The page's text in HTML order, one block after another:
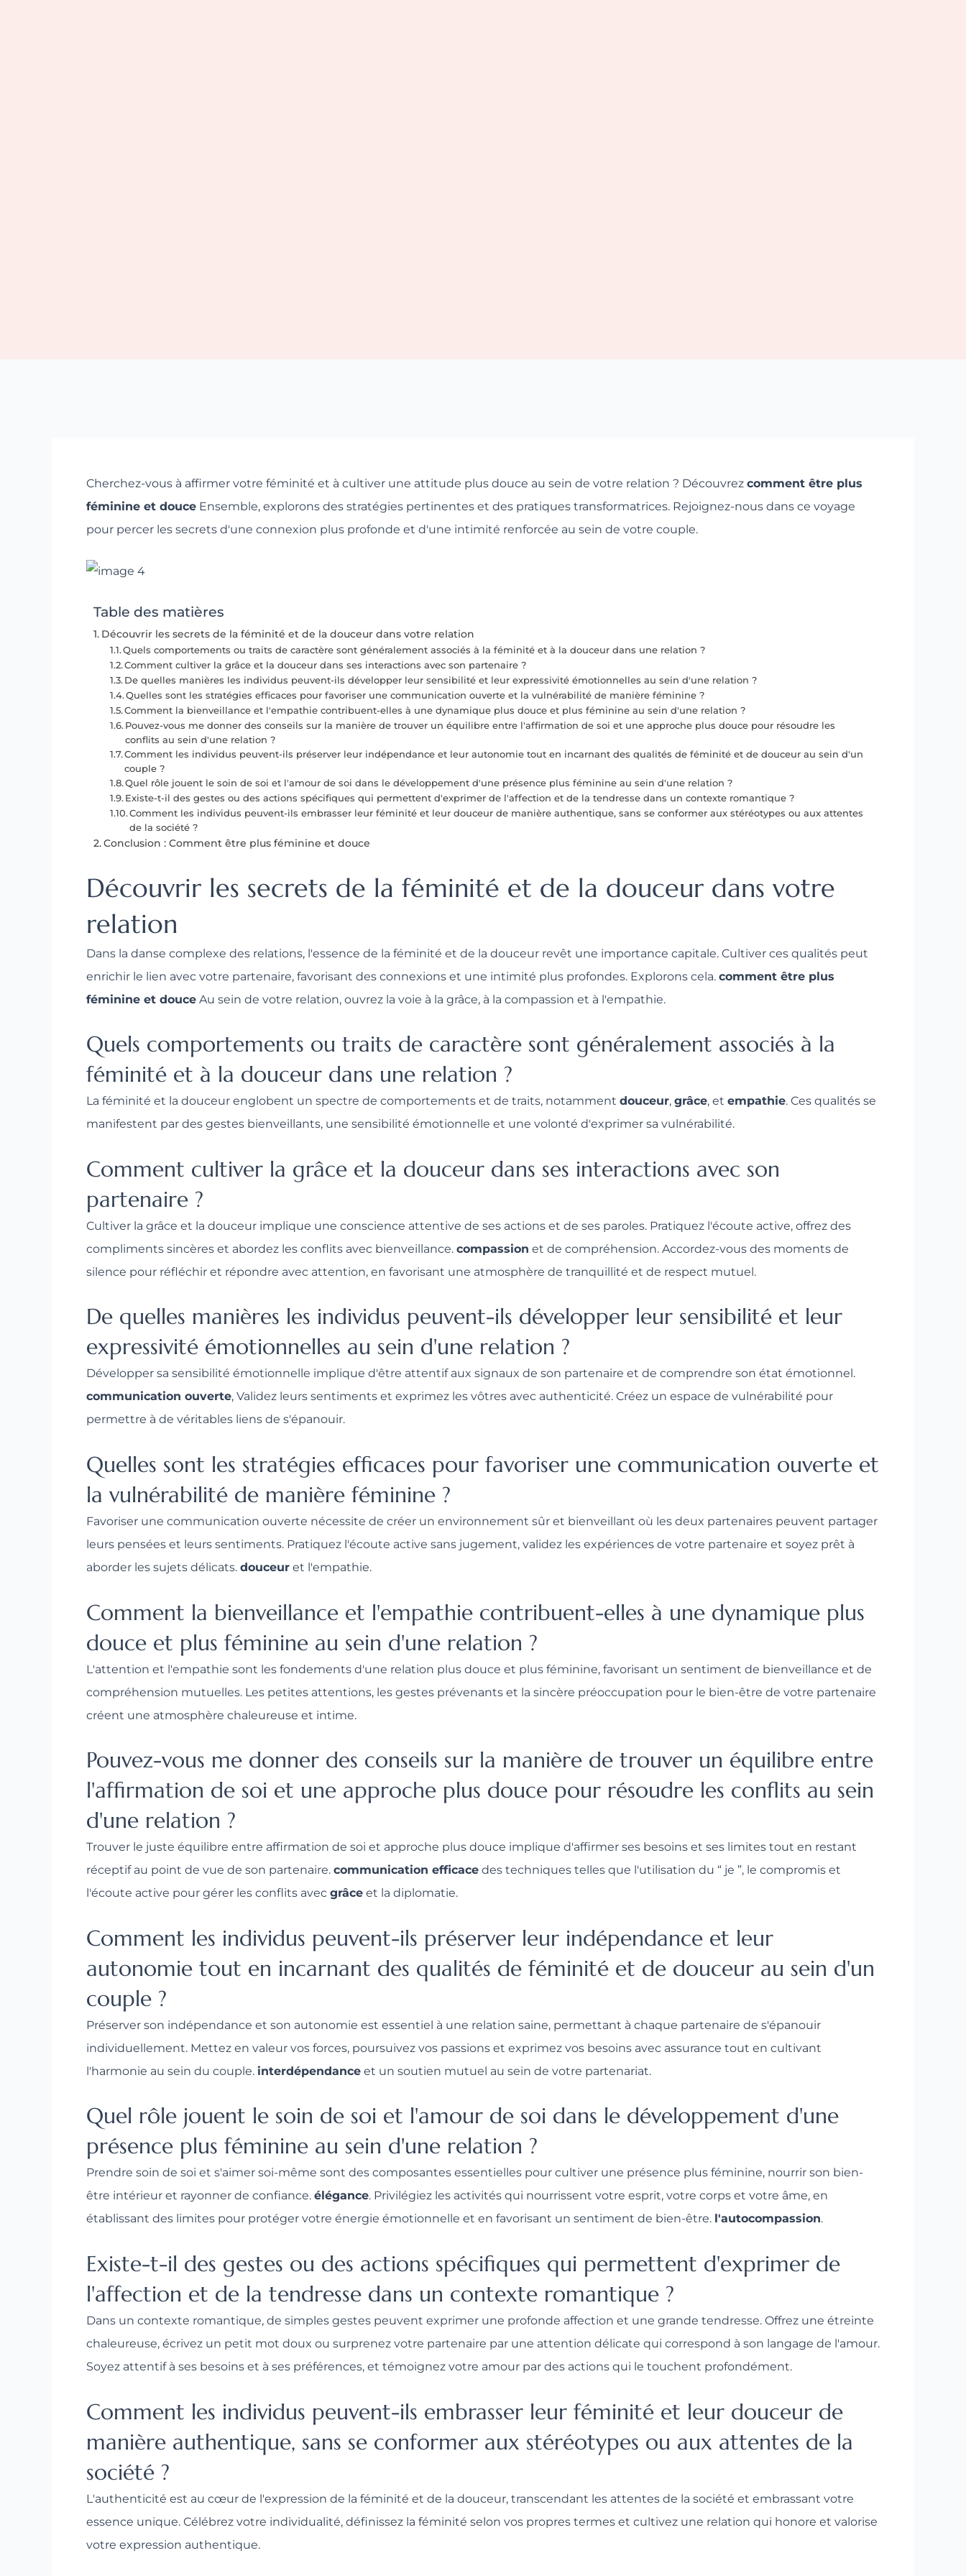
Cherchez-vous à affirmer votre féminité et à cultiver une attitude plus douce au sein de votre relation ? Découvrez comment être plus
féminine et douce Ensemble, explorons des stratégies pertinentes et des pratiques transformatrices. Rejoignez-nous dans ce voyage
pour percer les secrets d'une connexion plus profonde et d'une intimité renforcée au sein de votre couple.
Table des matières
Découvrir les secrets de la féminité et de la douceur dans votre relation
Quels comportements ou traits de caractère sont généralement associés à la féminité et à la douceur dans une relation ?
Comment cultiver la grâce et la douceur dans ses interactions avec son partenaire ?
De quelles manières les individus peuvent-ils développer leur sensibilité et leur expressivité émotionnelles au sein d'une relation ?
Quelles sont les stratégies efficaces pour favoriser une communication ouverte et la vulnérabilité de manière féminine ?
Comment la bienveillance et l'empathie contribuent-elles à une dynamique plus douce et plus féminine au sein d'une relation ?
Pouvez-vous me donner des conseils sur la manière de trouver un équilibre entre l'affirmation de soi et une approche plus douce pour résoudre les
conflits au sein d'une relation ?
Comment les individus peuvent-ils préserver leur indépendance et leur autonomie tout en incarnant des qualités de féminité et de douceur au sein d'un
couple ?
Quel rôle jouent le soin de soi et l'amour de soi dans le développement d'une présence plus féminine au sein d'une relation ?
Existe-t-il des gestes ou des actions spécifiques qui permettent d'exprimer de l'affection et de la tendresse dans un contexte romantique ?
Comment les individus peuvent-ils embrasser leur féminité et leur douceur de manière authentique, sans se conformer aux stéréotypes ou aux attentes
de la société ?
Conclusion : Comment être plus féminine et douce
Découvrir les secrets de la féminité et de la douceur dans votre
relation
Dans la danse complexe des relations, l'essence de la féminité et de la douceur revêt une importance capitale. Cultiver ces qualités peut
enrichir le lien avec votre partenaire, favorisant des connexions et une intimité plus profondes. Explorons cela. comment être plus
féminine et douce Au sein de votre relation, ouvrez la voie à la grâce, à la compassion et à l'empathie.
Quels comportements ou traits de caractère sont généralement associés à la
féminité et à la douceur dans une relation ?
La féminité et la douceur englobent un spectre de comportements et de traits, notamment douceur, grâce, et empathie. Ces qualités se
manifestent par des gestes bienveillants, une sensibilité émotionnelle et une volonté d'exprimer sa vulnérabilité.
Comment cultiver la grâce et la douceur dans ses interactions avec son
partenaire ?
Cultiver la grâce et la douceur implique une conscience attentive de ses actions et de ses paroles. Pratiquez l'écoute active, offrez des
compliments sincères et abordez les conflits avec bienveillance. compassion et de compréhension. Accordez-vous des moments de
silence pour réfléchir et répondre avec attention, en favorisant une atmosphère de tranquillité et de respect mutuel.
De quelles manières les individus peuvent-ils développer leur sensibilité et leur
expressivité émotionnelles au sein d'une relation ?
Développer sa sensibilité émotionnelle implique d'être attentif aux signaux de son partenaire et de comprendre son état émotionnel.
communication ouverte, Validez leurs sentiments et exprimez les vôtres avec authenticité. Créez un espace de vulnérabilité pour
permettre à de véritables liens de s'épanouir.
Quelles sont les stratégies efficaces pour favoriser une communication ouverte et
la vulnérabilité de manière féminine ?
Favoriser une communication ouverte nécessite de créer un environnement sûr et bienveillant où les deux partenaires peuvent partager
leurs pensées et leurs sentiments. Pratiquez l'écoute active sans jugement, validez les expériences de votre partenaire et soyez prêt à
aborder les sujets délicats. douceur et l'empathie.
Comment la bienveillance et l'empathie contribuent-elles à une dynamique plus
douce et plus féminine au sein d'une relation ?
L'attention et l'empathie sont les fondements d'une relation plus douce et plus féminine, favorisant un sentiment de bienveillance et de
compréhension mutuelles. Les petites attentions, les gestes prévenants et la sincère préoccupation pour le bien-être de votre partenaire
créent une atmosphère chaleureuse et intime.
Pouvez-vous me donner des conseils sur la manière de trouver un équilibre entre
l'affirmation de soi et une approche plus douce pour résoudre les conflits au sein
d'une relation ?
Trouver le juste équilibre entre affirmation de soi et approche plus douce implique d'affirmer ses besoins et ses limites tout en restant
réceptif au point de vue de son partenaire. communication efficace des techniques telles que l'utilisation du “ je ”, le compromis et
l'écoute active pour gérer les conflits avec grâce et la diplomatie.
Comment les individus peuvent-ils préserver leur indépendance et leur
autonomie tout en incarnant des qualités de féminité et de douceur au sein d'un
couple ?
Préserver son indépendance et son autonomie est essentiel à une relation saine, permettant à chaque partenaire de s'épanouir
individuellement. Mettez en valeur vos forces, poursuivez vos passions et exprimez vos besoins avec assurance tout en cultivant
l'harmonie au sein du couple. interdépendance et un soutien mutuel au sein de votre partenariat.
Quel rôle jouent le soin de soi et l'amour de soi dans le développement d'une
présence plus féminine au sein d'une relation ?
Prendre soin de soi et s'aimer soi-même sont des composantes essentielles pour cultiver une présence plus féminine, nourrir son bien-
être intérieur et rayonner de confiance. élégance. Privilégiez les activités qui nourrissent votre esprit, votre corps et votre âme, en
établissant des limites pour protéger votre énergie émotionnelle et en favorisant un sentiment de bien-être. l'autocompassion.
Existe-t-il des gestes ou des actions spécifiques qui permettent d'exprimer de
l'affection et de la tendresse dans un contexte romantique ?
Dans un contexte romantique, de simples gestes peuvent exprimer une profonde affection et une grande tendresse. Offrez une étreinte
chaleureuse, écrivez un petit mot doux ou surprenez votre partenaire par une attention délicate qui correspond à son langage de l'amour.
Soyez attentif à ses besoins et à ses préférences, et témoignez votre amour par des actions qui le touchent profondément.
Comment les individus peuvent-ils embrasser leur féminité et leur douceur de
manière authentique, sans se conformer aux stéréotypes ou aux attentes de la
société ?
L'authenticité est au cœur de l'expression de la féminité et de la douceur, transcendant les attentes de la société et embrassant votre
essence unique. Célébrez votre individualité, définissez la féminité selon vos propres termes et cultivez une relation qui honore et valorise
votre expression authentique.